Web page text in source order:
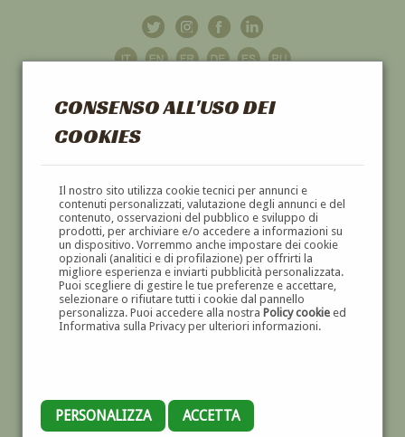
CONSENSO ALL'USO DEI
COOKIES
Il nostro sito utilizza cookie tecnici per annunci e
contenuti personalizzati, valutazione degli annunci e del
contenuto, osservazioni del pubblico e sviluppo di
prodotti, per archiviare e/o accedere a informazioni su
un dispositivo. Vorremmo anche impostare dei cookie
opzionali (analitici e di profilazione) per offrirti la
migliore esperienza e inviarti pubblicità personalizzata.
Puoi scegliere di gestire le tue preferenze e accettare,
selezionare o rifiutare tutti i cookie dal pannello
personalizza. Puoi accedere alla nostra Policy cookieed
Informativa sulla Privacy per ulteriori informazioni.
PERSONALIZZA ACCETTA
GALLERIAD'ARTE
DIPINTI E SCULTURE '800 E '900